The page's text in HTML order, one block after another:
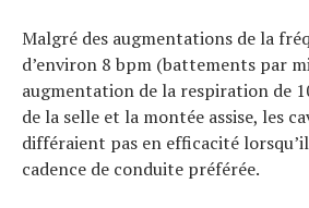
Malgré des augmentations de la
d’environ 8 bpm (battements par
augmentation de la respiration de
de la selle et la montée assise, les
différaient pas en efficacité
cadence de conduite préférée.